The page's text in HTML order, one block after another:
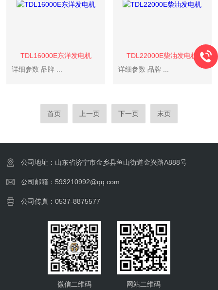
TDL16000E东洋发电机
TDL22000E柴油发电机
首页 上一页 下一页 末页
公司地址：山东省济宁市金乡县鱼山街道金兴路A888号
公司邮箱：593210992@qq.com
公司传真：0537-8875577
微信二维码 网站二维码